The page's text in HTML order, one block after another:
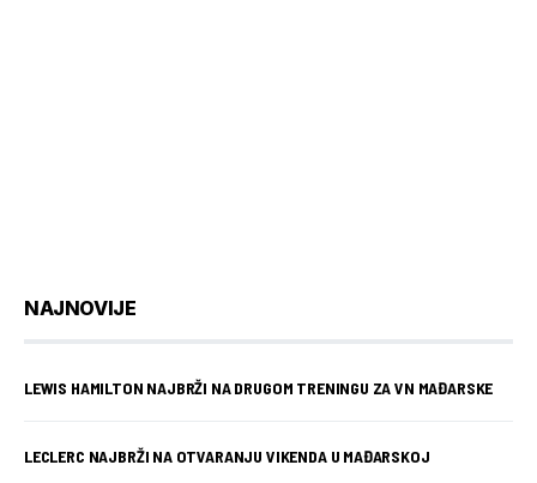
NAJNOVIJE
LEWIS HAMILTON NAJBRŽI NA DRUGOM TRENINGU ZA VN MAĐARSKE
LECLERC NAJBRŽI NA OTVARANJU VIKENDA U MAĐARSKOJ